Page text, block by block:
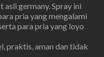
germany. Spray ini
pria yang mengalami
para pria yang loyo
praktis, aman dan tidak